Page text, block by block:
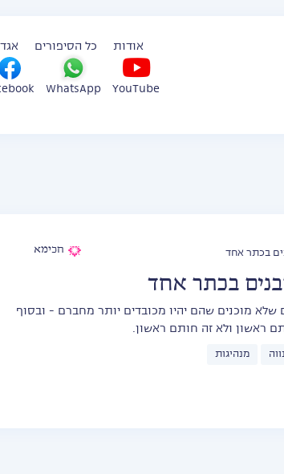
אודות כל הסיפורים
YouTube
WhatsApp
חכימא
בכתר אחד
שלא מוכנים שהם יהיו מכובדים יותר מחברם - ובסוף
ראשון ולא זה חותם ראשון.
מנהיגות